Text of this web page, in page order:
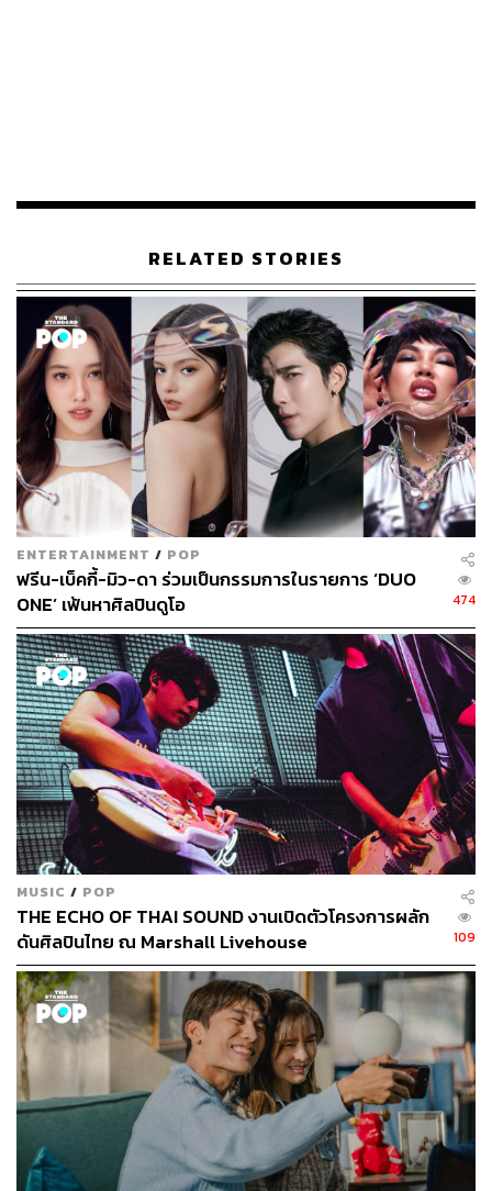
53
ABOUT THE AUTHOR
ธมน ผดุงไทย
Content Creator ผู้เติบโตมากับ Pop Culture
และกำลังหลงใหลในศาสตร์แห่งการเล่าเรื่อง
RELATED STORIES
ENTERTAINMENT / POP
ฟรีน-เบ็คกี้-มิว-ดา ร่วมเป็นกรรมการในรายการ ‘DUO
ONE’ เฟ้นหาศิลปินดูโอ
474
MUSIC / POP
THE ECHO OF THAI SOUND งานเปิดตัวโครงการผลัก
ดันศิลปินไทย ณ Marshall Livehouse
109